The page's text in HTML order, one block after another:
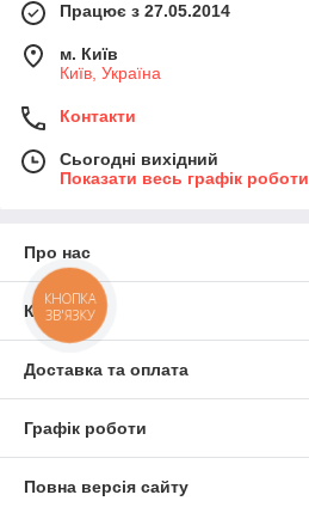
Працює з 27.05.2014
м. Київ
Київ, Україна
Контакти
Сьогодні вихідний
Показати весь графік роботи
Про нас
Контакти
Доставка та оплата
Графік роботи
Повна версія сайту
КНОПКА
ЗВ'ЯЗКУ